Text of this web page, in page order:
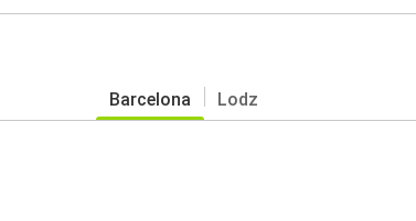
Barcelona Lodz